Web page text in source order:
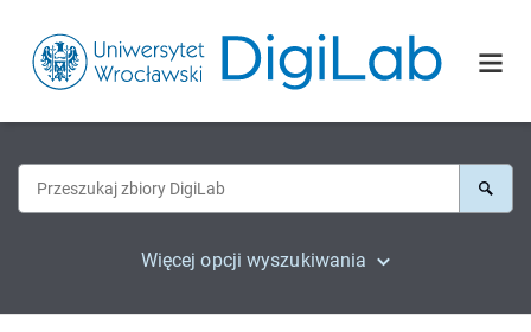
Więcej opcji wyszukiwania